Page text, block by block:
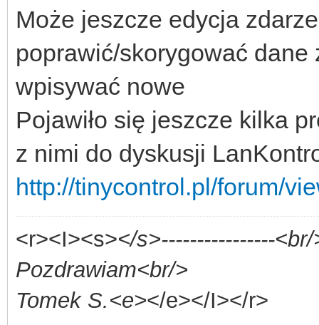
Może jeszcze edycja
poprawić/skorygować
wpisywać nowe
Pojawiło się jeszcze kilka
z nimi do dyskusji
http://tinycontrol.pl/forum/
<r><I><s></s>----------------<br/
Pozdrawiam<br/>
Tomek S.<e></e></I></r>